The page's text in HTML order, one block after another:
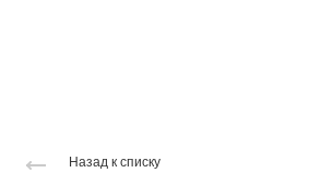
Назад к списку